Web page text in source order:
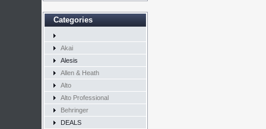
Categories
Akai
Alesis
Allen & Heath
Alto
Alto Professional
Behringer
DEALS